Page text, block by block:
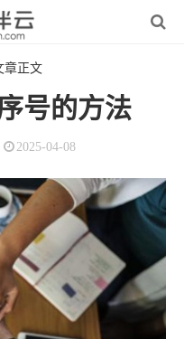
章正文
号的方法
2025-04-08